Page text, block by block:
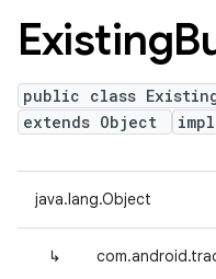
Existing
public class
extends Object
java.lang.Object
↳